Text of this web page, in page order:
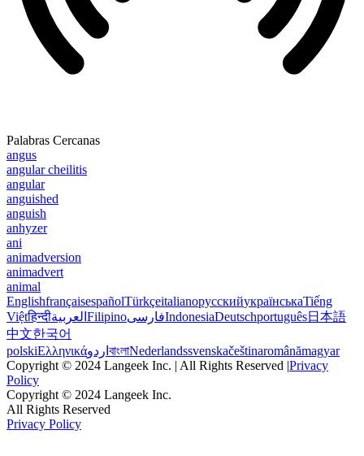
Palabras Cercanas
angus
angular cheilitis
angular
anguished
anguish
anhyzer
ani
animadversion
animadvert
animal
EnglishfrançaisespañolTürkçeitalianoрусскийукраїнськаTiếng
Việtहिन्दीالعربية FilipinoفارسیIndonesiaDeutschportuguês日本語
中文한국어
polskiΕλληνικάاردو বাংলাNederlandssvenskačeštinaromânămagyar
Copyright © 2024 Langeek Inc. | All Rights Reserved |Privacy
Policy
Copyright © 2024 Langeek Inc.
All Rights Reserved
Privacy Policy